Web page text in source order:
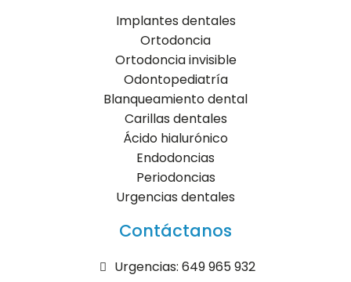
Implantes dentales
Ortodoncia
Ortodoncia invisible
Odontopediatría
Blanqueamiento dental
Carillas dentales
Ácido hialurónico
Endodoncias
Periodoncias
Urgencias dentales
Contáctanos
Urgencias: 649 965 932